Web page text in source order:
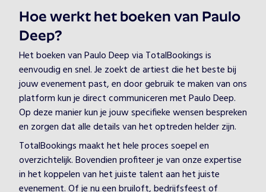
Hoe werkt het boeken van Paulo
Deep?
Het boeken van Paulo Deep via TotalBookings is
eenvoudig en snel. Je zoekt de artiest die het beste bij
jouw evenement past, en door gebruik te maken van ons
platform kun je direct communiceren met Paulo Deep.
Op deze manier kun je jouw specifieke wensen bespreken
en zorgen dat alle details van het optreden helder zijn.
TotalBookings maakt het hele proces soepel en
overzichtelijk. Bovendien profiteer je van onze expertise
in het koppelen van het juiste talent aan het juiste